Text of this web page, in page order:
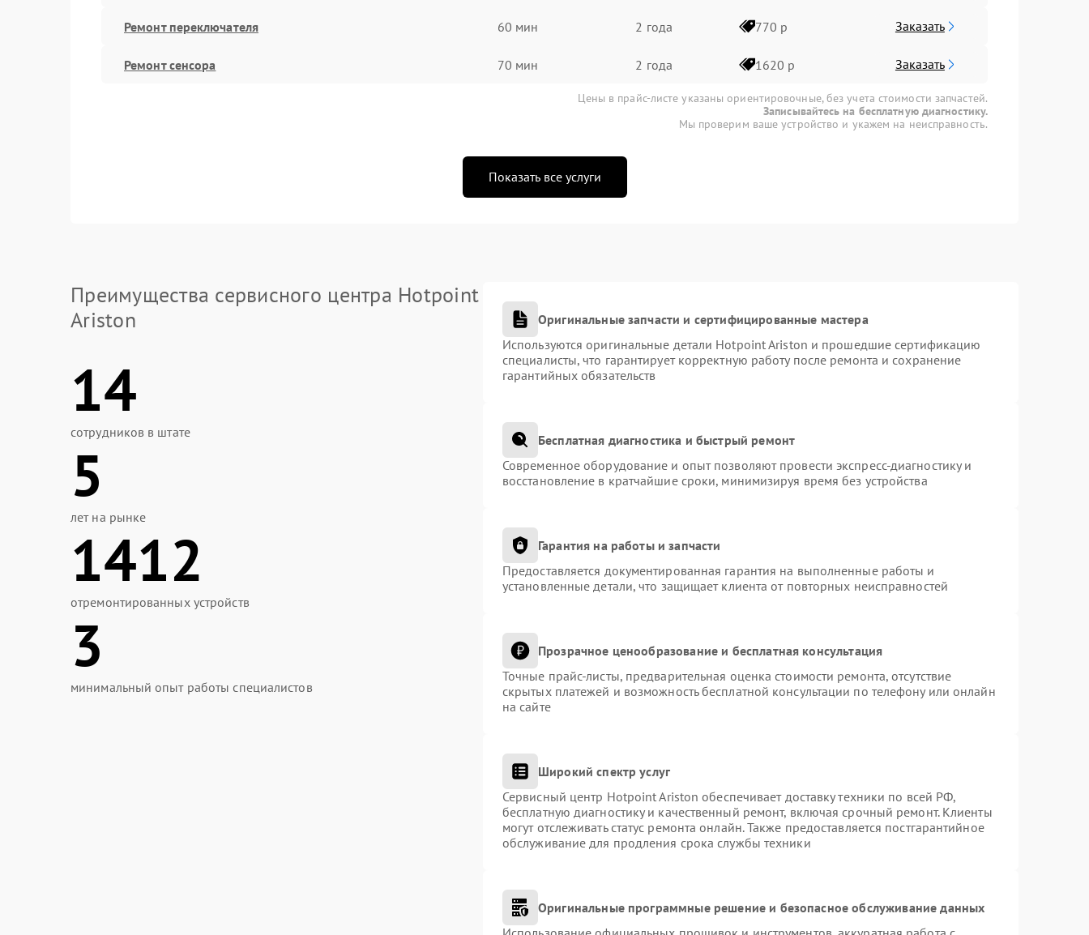
Ремонт переключателя 60 мин 2 года 770 р Заказать
Ремонт сенсора 70 мин 2 года 1620 р Заказать
Цены в прайс-листе указаны ориентировочные, без учета стоимости запчастей.
Записывайтесь на бесплатную диагностику.
Мы проверим ваше устройство и укажем на неисправность.
Показать все услуги
Преимущества сервисного центра Hotpoint
Ariston
14
сотрудников в штате
5
лет на рынке
1412
отремонтированных устройств
3
минимальный опыт работы специалистов
Оригинальные запчасти и сертифицированные мастера
Используются оригинальные детали Hotpoint Ariston и прошедшие сертификацию
специалисты, что гарантирует корректную работу после ремонта и сохранение
гарантийных обязательств
Бесплатная диагностика и быстрый ремонт
Современное оборудование и опыт позволяют провести экспресс-диагностику и
восстановление в кратчайшие сроки, минимизируя время без устройства
Гарантия на работы и запчасти
Предоставляется документированная гарантия на выполненные работы и
установленные детали, что защищает клиента от повторных неисправностей
Прозрачное ценообразование и бесплатная консультация
Точные прайс-листы, предварительная оценка стоимости ремонта, отсутствие
скрытых платежей и возможность бесплатной консультации по телефону или онлайн
на сайте
Широкий спектр услуг
Сервисный центр Hotpoint Ariston обеспечивает доставку техники по всей РФ,
бесплатную диагностику и качественный ремонт, включая срочный ремонт. Клиенты
могут отслеживать статус ремонта онлайн. Также предоставляется постгарантийное
обслуживание для продления срока службы техники
Оригинальные программные решение и безопасное обслуживание данных